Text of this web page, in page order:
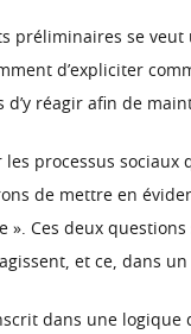
préliminaires se
d’expliciter
réagir afin de
processus
de mettre en
Ces deux
et ce, dans
dans une